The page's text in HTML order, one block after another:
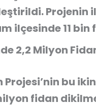
Projenin
ilçesinde 11 bin
2,2 Milyon
Projesi’nin bu
fidan